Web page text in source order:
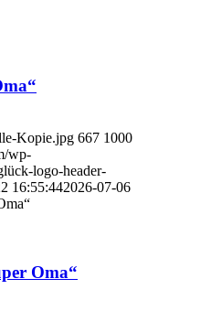
Kopie.jpg 667 1000
wp-
logo-header-
16:55:442026-07-06
Oma“